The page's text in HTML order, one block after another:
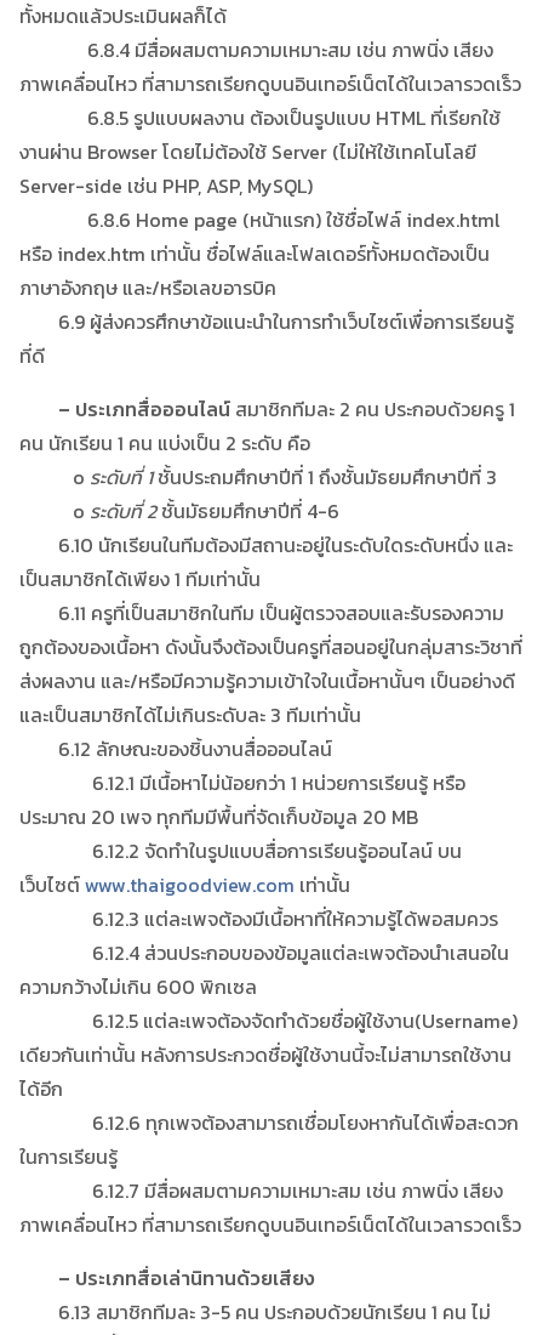
ทั้งหมดแล้วประเมินผลก็ได้
6.8.4 มีสื่อผสมตามความเหมาะสม เช่น ภาพนิ่ง เสียง
ภาพเคลื่อนไหว ที่สามารถเรียกดูบนอินเทอร์เน็ตได้ในเวลารวดเร็ว
6.8.5 รูปแบบผลงาน ต้องเป็นรูปแบบ HTML ที่เรียกใช้
งานผ่าน Browser โดยไม่ต้องใช้ Server (ไม่ให้ใช้เทคโนโลยี
Server-side เช่น PHP, ASP, MySQL)
6.8.6 Home page (หน้าแรก) ใช้ชื่อไฟล์ index.html
หรือ index.htm เท่านั้น ชื่อไฟล์และโฟลเดอร์ทั้งหมดต้องเป็น
ภาษาอังกฤษ และ/หรือเลขอารบิค
6.9 ผู้ส่งควรศึกษาข้อแนะนำในการทำเว็บไซต์เพื่อการเรียนรู้
ที่ดี
– ประเภทสื่อออนไลน์ สมาชิกทีมละ 2 คน ประกอบด้วยครู 1
คน นักเรียน 1 คน แบ่งเป็น 2 ระดับ คือ
o ระดับที่ 1ชั้นประถมศึกษาปีที่ 1 ถึงชั้นมัธยมศึกษาปีที่ 3
o ระดับที่ 2ชั้นมัธยมศึกษาปีที่ 4-6
6.10 นักเรียนในทีมต้องมีสถานะอยู่ในระดับใดระดับหนึ่ง และ
เป็นสมาชิกได้เพียง 1 ทีมเท่านั้น
6.11 ครูที่เป็นสมาชิกในทีม เป็นผู้ตรวจสอบและรับรองความ
ถูกต้องของเนื้อหา ดังนั้นจึงต้องเป็นครูที่สอนอยู่ในกลุ่มสาระวิชาที่
ส่งผลงาน และ/หรือมีความรู้ความเข้าใจในเนื้อหานั้นๆ เป็นอย่างดี
และเป็นสมาชิกได้ไม่เกินระดับละ 3 ทีมเท่านั้น
6.12 ลักษณะของชิ้นงานสื่อออนไลน์
6.12.1 มีเนื้อหาไม่น้อยกว่า 1 หน่วยการเรียนรู้ หรือ
ประมาณ 20 เพจ ทุกทีมมีพื้นที่จัดเก็บข้อมูล 20 MB
6.12.2 จัดทำในรูปแบบสื่อการเรียนรู้ออนไลน์ บน
เว็บไซต์www.thaigoodview.com เท่านั้น
6.12.3 แต่ละเพจต้องมีเนื้อหาที่ให้ความรู้ได้พอสมควร
6.12.4 ส่วนประกอบของข้อมูลแต่ละเพจต้องนำเสนอใน
ความกว้างไม่เกิน 600 พิกเซล
6.12.5 แต่ละเพจต้องจัดทำด้วยชื่อผู้ใช้งาน(Username)
เดียวกันเท่านั้น หลังการประกวดชื่อผู้ใช้งานนี้จะไม่สามารถใช้งาน
ได้อีก
6.12.6 ทุกเพจต้องสามารถเชื่อมโยงหากันได้เพื่อสะดวก
ในการเรียนรู้
6.12.7 มีสื่อผสมตามความเหมาะสม เช่น ภาพนิ่ง เสียง
ภาพเคลื่อนไหว ที่สามารถเรียกดูบนอินเทอร์เน็ตได้ในเวลารวดเร็ว
– ประเภทสื่อเล่านิทานด้วยเสียง
6.13 สมาชิกทีมละ 3-5 คน ประกอบด้วยนักเรียน 1 คน ไม่